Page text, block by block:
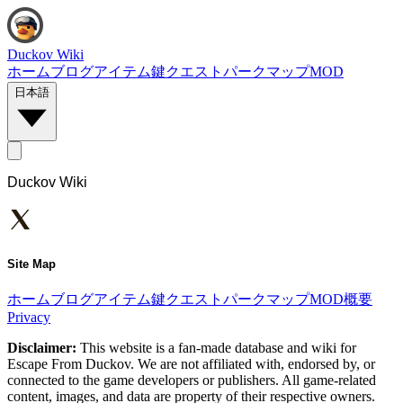
Duckov Wiki
ホームブログアイテム鍵クエスト パークマップMOD
日本語
Duckov Wiki
Site Map
ホームブログアイテム鍵クエスト パークマップMOD概要
Privacy
Disclaimer: This website is a fan-made database and wiki for
Escape From Duckov. We are not affiliated with, endorsed by, or
connected to the game developers or publishers. All game-related
content, images, and data are property of their respective owners.